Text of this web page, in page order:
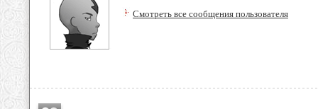
Смотреть все сообщения пользователя